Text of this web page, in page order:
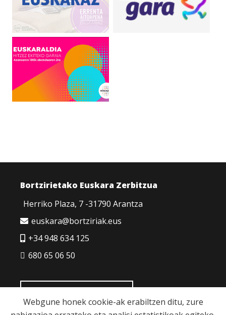
Bortzirietako Euskara Zerbitzua
Herriko Plaza, 7 -31790 Arantza
euskara@bortziriak.eus
+34 948 634 125
680 65 06 50
Webgune honek cookie-ak erabiltzen ditu, zure